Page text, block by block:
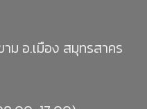
ม อ.เมือง สมุทรสาคร